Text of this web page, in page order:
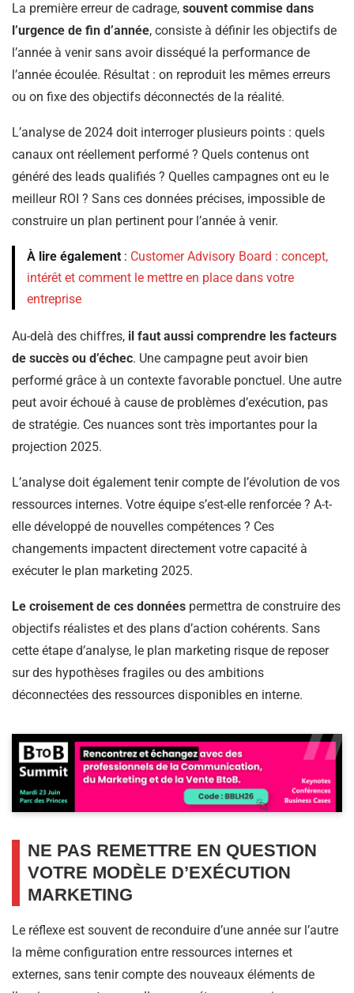
La première erreur de cadrage, souvent commise dans
l’urgence de fin d’année, consiste à définir les objectifs de
l’année à venir sans avoir disséqué la performance de
l’année écoulée. Résultat : on reproduit les mêmes erreurs
ou on fixe des objectifs déconnectés de la réalité.
L’analyse de 2024 doit interroger plusieurs points : quels
canaux ont réellement performé ? Quels contenus ont
généré des leads qualifiés ? Quelles campagnes ont eu le
meilleur ROI ? Sans ces données précises, impossible de
construire un plan pertinent pour l’année à venir.
À lire également : Customer Advisory Board : concept,
intérêt et comment le mettre en place dans votre
entreprise
Au-delà des chiffres, il faut aussi comprendre les facteurs
de succès ou d’échec. Une campagne peut avoir bien
performé grâce à un contexte favorable ponctuel. Une autre
peut avoir échoué à cause de problèmes d’exécution, pas
de stratégie. Ces nuances sont très importantes pour la
projection 2025.
L’analyse doit également tenir compte de l’évolution de vos
ressources internes. Votre équipe s’est-elle renforcée ? A-t-
elle développé de nouvelles compétences ? Ces
changements impactent directement votre capacité à
exécuter le plan marketing 2025.
Le croisement de ces données permettra de construire des
objectifs réalistes et des plans d’action cohérents. Sans
cette étape d’analyse, le plan marketing risque de reposer
sur des hypothèses fragiles ou des ambitions
déconnectées des ressources disponibles en interne.
NE PAS REMETTRE EN QUESTION
VOTRE MODÈLE D’EXÉCUTION
MARKETING
Le réflexe est souvent de reconduire d’une année sur l’autre
la même configuration entre ressources internes et
externes, sans tenir compte des nouveaux éléments de